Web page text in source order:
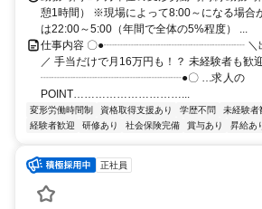
憩1時間） ※現場によって8:00～になる場合
は22:00～5:00（年間で全体の5%程度） ...
仕事内容 〇●┈┈┈┈┈┈┈┈┈┈┈┈┈ ＼出
／ 手当だけで月16万円も！？ 未経験者も歓
┈┈┈┈┈┈┈┈┈┈┈┈┈●〇 …求人の
POINT…………………………...
変形労働時間制 資格取得支援あり 学歴不問 未経験者
経験者歓迎
研修あり 社会保険完備 賞与あり 昇給あ
正社員